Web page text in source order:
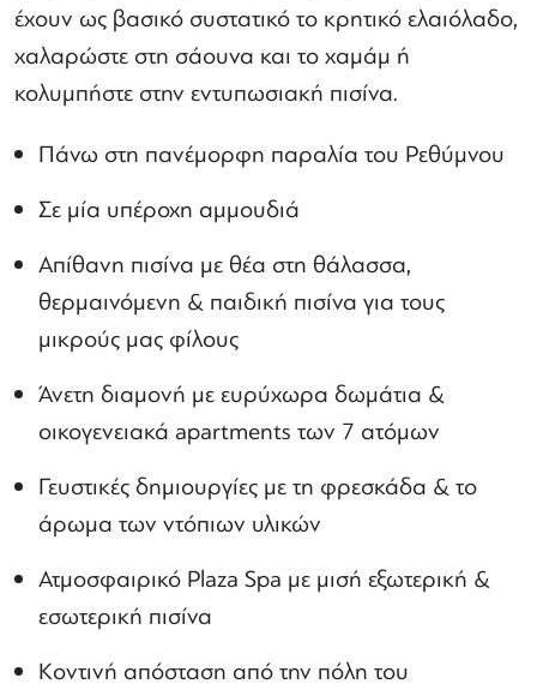
έχουν ως βασικό συστατικό το κρητικό ελαιόλαδο,
χαλαρώστε στη σάουνα και το χαμάμ ή
κολυμπήστε στην εντυπωσιακή πισίνα.
Πάνω στη πανέμορφη παραλία του Ρεθύμνου
Σε μία υπέροχη αμμουδιά
Απίθανη πισίνα με θέα στη θάλασσα,
θερμαινόμενη & παιδική πισίνα για τους
μικρούς μας φίλους
Άνετη διαμονή με ευρύχωρα δωμάτια &
οικογενειακά apartments των 7 ατόμων
Γευστικές δημιουργίες με τη φρεσκάδα & το
άρωμα των ντόπιων υλικών
Ατμοσφαιρικό Plaza Spa με μισή εξωτερική &
εσωτερική πισίνα
Κοντινή απόσταση από την πόλη του